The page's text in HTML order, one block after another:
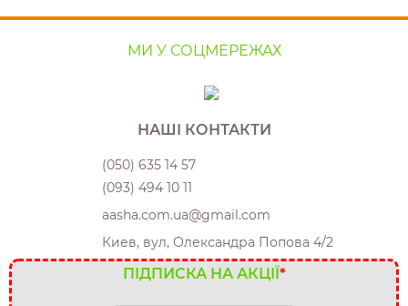
МИ У СОЦМЕРЕЖАХ
НАШІ КОНТАКТИ
(050) 635 14 57
(093) 494 10 11
aasha.com.ua@gmail.com
Киев, вул, Олександра Попова 4/2
ПІДПИСКА НА АКЦІЇ *